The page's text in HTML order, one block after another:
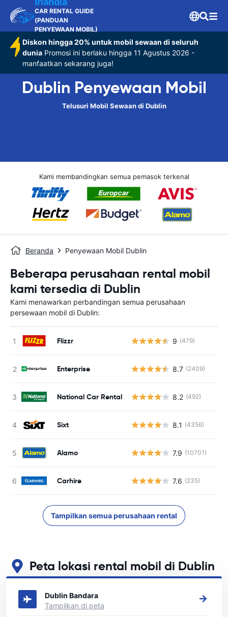
CAR RENTAL GUIDE
(PANDUAN
PENYEWAAN MOBIL)
Diskon hingga 20% untuk mobil sewaan di seluruh
dunia Promosi ini berlaku hingga 11 Agustus 2026 -
manfaatkan sekarang juga!
Dublin Penyewaan Mobil
Telusuri Mobil Sewaan di Dublin
Kami membandingkan semua pemasok terkenal
Beranda Penyewaan Mobil Dublin
Beberapa perusahaan rental mobil
kami tersedia di Dublin
Kami menawarkan perbandingan semua perusahaan
persewaan mobil di Dublin:
Flizzr 9 (479)
Enterprise 8.7 (2409)
National Car Rental 8.2 (492)
Sixt 8.1 (4356)
Alamo 7.9 (10701)
Carhire 7.6 (235)
Tampilkan semua perusahaan rental
Peta lokasi rental mobil di Dublin
Lihat lokasi persewaan mobil utama kami di Dublin
Dublin Bandara
Tampilkan di peta